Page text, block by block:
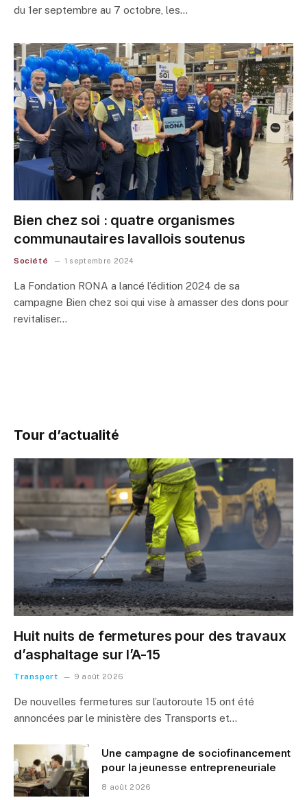
du 1er septembre au 7 octobre, les…
Bien chez soi : quatre organismes
communautaires lavallois soutenus
Société 1 septembre 2024
La Fondation RONA a lancé l’édition 2024 de sa
campagne Bien chez soi qui vise à amasser des dons pour
revitaliser…
Tour d’actualité
Huit nuits de fermetures pour des travaux
d’asphaltage sur l’A-15
Transport 9 août 2026
De nouvelles fermetures sur l’autoroute 15 ont été
annoncées par le ministère des Transports et…
Une campagne de sociofinancement
pour la jeunesse entrepreneuriale
8 août 2026